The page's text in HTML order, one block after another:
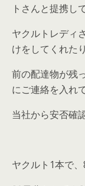
トさんと提携し
ヤクルトレディ
けをしてくれたり
前の配達物が残
にご連絡を入れ
当社から安否確
ヤクルト1本で、